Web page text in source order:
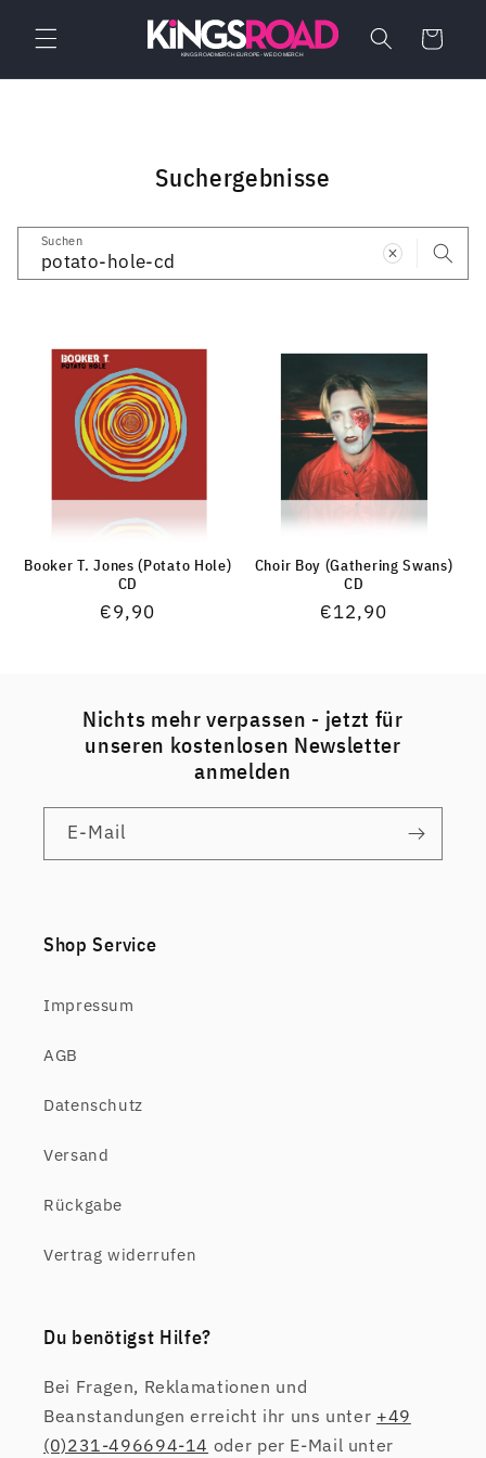
zum
Inhalt
Warenkorb
Suchergebnisse
Suchen
Booker T. Jones (Potato Hole)
CD
Normaler
€9,90
Choir Boy (Gathering Swans)
CD
Normaler
€12,90
Nichts mehr verpassen - jetzt für
unseren kostenlosen Newsletter
anmelden
E-Mail
Shop Service
Impressum
AGB
Datenschutz
Versand
Rückgabe
Vertrag widerrufen
Du benötigst Hilfe?
Bei Fragen, Reklamationen und
Beanstandungen erreicht ihr uns unter +49
(0)231-496694-14 oder per E-Mail unter